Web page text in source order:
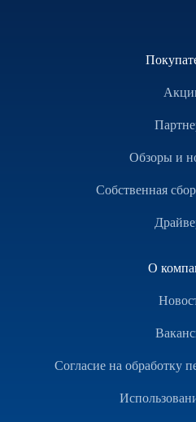
Обзоры и
Собственная
О
Согласие на обработку